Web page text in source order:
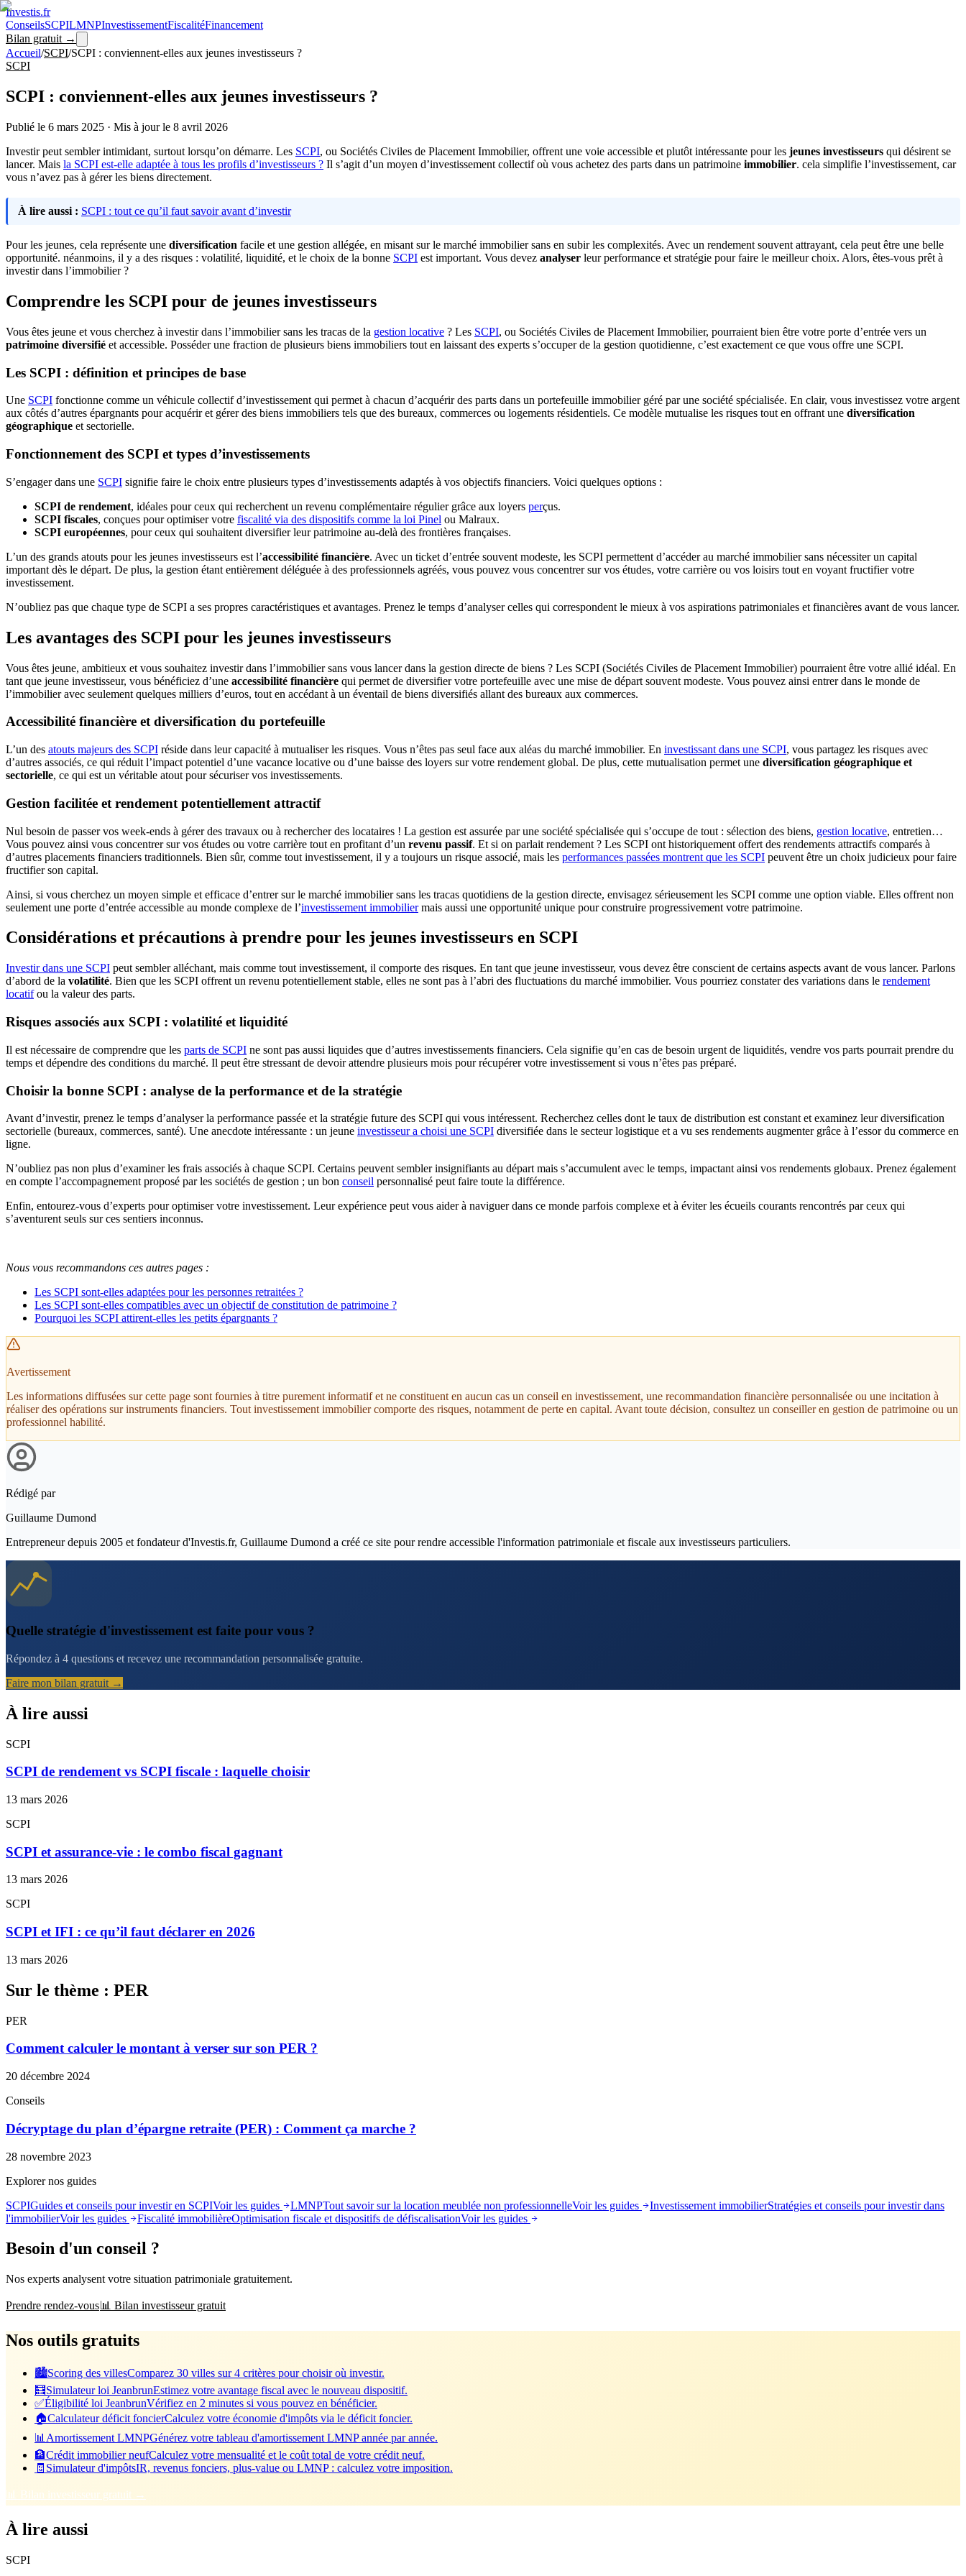
Investis.fr
ConseilsSCPILMNPInvestissementFiscalitéFinancement
Bilan gratuit →
Accueil/SCPI/SCPI : conviennent-elles aux jeunes investisseurs ?
SCPI
SCPI : conviennent-elles aux jeunes investisseurs ?
Publié le 6 mars 2025 · Mis à jour le 8 avril 2026
Investir peut sembler intimidant, surtout lorsqu’on démarre. Les SCPI, ou Sociétés Civiles de Placement Immobilier, offrent une voie accessible et plutôt intéressante pour les jeunes investisseurs qui désirent se
lancer. Mais la SCPI est-elle adaptée à tous les profils d’investisseurs ? Il s’agit d’un moyen d’investissement collectif où vous achetez des parts dans un patrimoine immobilier. cela simplifie l’investissement, car
vous n’avez pas à gérer les biens directement.
À lire aussi : SCPI : tout ce qu’il faut savoir avant d’investir
Pour les jeunes, cela représente une diversification facile et une gestion allégée, en misant sur le marché immobilier sans en subir les complexités. Avec un rendement souvent attrayant, cela peut être une belle
opportunité. néanmoins, il y a des risques : volatilité, liquidité, et le choix de la bonne SCPI est important. Vous devez analyser leur performance et stratégie pour faire le meilleur choix. Alors, êtes-vous prêt à
investir dans l’immobilier ?
Comprendre les SCPI pour de jeunes investisseurs
Vous êtes jeune et vous cherchez à investir dans l’immobilier sans les tracas de la gestion locative ? Les SCPI, ou Sociétés Civiles de Placement Immobilier, pourraient bien être votre porte d’entrée vers un
patrimoine diversifié et accessible. Posséder une fraction de plusieurs biens immobiliers tout en laissant des experts s’occuper de la gestion quotidienne, c’est exactement ce que vous offre une SCPI.
Les SCPI : définition et principes de base
Une SCPI fonctionne comme un véhicule collectif d’investissement qui permet à chacun d’acquérir des parts dans un portefeuille immobilier géré par une société spécialisée. En clair, vous investissez votre argent
aux côtés d’autres épargnants pour acquérir et gérer des biens immobiliers tels que des bureaux, commerces ou logements résidentiels. Ce modèle mutualise les risques tout en offrant une diversification
géographique et sectorielle.
Fonctionnement des SCPI et types d’investissements
S’engager dans une SCPI signifie faire le choix entre plusieurs types d’investissements adaptés à vos objectifs financiers. Voici quelques options :
SCPI de rendement, idéales pour ceux qui recherchent un revenu complémentaire régulier grâce aux loyers perçus.
SCPI fiscales, conçues pour optimiser votre fiscalité via des dispositifs comme la loi Pinel ou Malraux.
SCPI européennes, pour ceux qui souhaitent diversifier leur patrimoine au-delà des frontières françaises.
L’un des grands atouts pour les jeunes investisseurs est l’accessibilité financière. Avec un ticket d’entrée souvent modeste, les SCPI permettent d’accéder au marché immobilier sans nécessiter un capital
important dès le départ. De plus, la gestion étant entièrement déléguée à des professionnels agréés, vous pouvez vous concentrer sur vos études, votre carrière ou vos loisirs tout en voyant fructifier votre
investissement.
N’oubliez pas que chaque type de SCPI a ses propres caractéristiques et avantages. Prenez le temps d’analyser celles qui correspondent le mieux à vos aspirations patrimoniales et financières avant de vous lancer.
Les avantages des SCPI pour les jeunes investisseurs
Vous êtes jeune, ambitieux et vous souhaitez investir dans l’immobilier sans vous lancer dans la gestion directe de biens ? Les SCPI (Sociétés Civiles de Placement Immobilier) pourraient être votre allié idéal. En
tant que jeune investisseur, vous bénéficiez d’une accessibilité financière qui permet de diversifier votre portefeuille avec une mise de départ souvent modeste. Vous pouvez ainsi entrer dans le monde de
l’immobilier avec seulement quelques milliers d’euros, tout en accédant à un éventail de biens diversifiés allant des bureaux aux commerces.
Accessibilité financière et diversification du portefeuille
L’un des atouts majeurs des SCPI réside dans leur capacité à mutualiser les risques. Vous n’êtes pas seul face aux aléas du marché immobilier. En investissant dans une SCPI, vous partagez les risques avec
d’autres associés, ce qui réduit l’impact potentiel d’une vacance locative ou d’une baisse des loyers sur votre rendement global. De plus, cette mutualisation permet une diversification géographique et
sectorielle, ce qui est un véritable atout pour sécuriser vos investissements.
Gestion facilitée et rendement potentiellement attractif
Nul besoin de passer vos week-ends à gérer des travaux ou à rechercher des locataires ! La gestion est assurée par une société spécialisée qui s’occupe de tout : sélection des biens, gestion locative, entretien…
Vous pouvez ainsi vous concentrer sur vos études ou votre carrière tout en profitant d’un revenu passif. Et si on parlait rendement ? Les SCPI ont historiquement offert des rendements attractifs comparés à
d’autres placements financiers traditionnels. Bien sûr, comme tout investissement, il y a toujours un risque associé, mais les performances passées montrent que les SCPI peuvent être un choix judicieux pour faire
fructifier son capital.
Ainsi, si vous cherchez un moyen simple et efficace d’entrer sur le marché immobilier sans les tracas quotidiens de la gestion directe, envisagez sérieusement les SCPI comme une option viable. Elles offrent non
seulement une porte d’entrée accessible au monde complexe de l’investissement immobiliermais aussi une opportunité unique pour construire progressivement votre patrimoine.
Considérations et précautions à prendre pour les jeunes investisseurs en SCPI
Investir dans une SCPI peut sembler alléchant, mais comme tout investissement, il comporte des risques. En tant que jeune investisseur, vous devez être conscient de certains aspects avant de vous lancer. Parlons
d’abord de la volatilité. Bien que les SCPI offrent un revenu potentiellement stable, elles ne sont pas à l’abri des fluctuations du marché immobilier. Vous pourriez constater des variations dans le rendement
locatifou la valeur des parts.
Risques associés aux SCPI : volatilité et liquidité
Il est nécessaire de comprendre que les parts de SCPI ne sont pas aussi liquides que d’autres investissements financiers. Cela signifie qu’en cas de besoin urgent de liquidités, vendre vos parts pourrait prendre du
temps et dépendre des conditions du marché. Il peut être stressant de devoir attendre plusieurs mois pour récupérer votre investissement si vous n’êtes pas préparé.
Choisir la bonne SCPI : analyse de la performance et de la stratégie
Avant d’investir, prenez le temps d’analyser la performance passée et la stratégie future des SCPI qui vous intéressent. Recherchez celles dont le taux de distribution est constant et examinez leur diversification
sectorielle (bureaux, commerces, santé). Une anecdote intéressante : un jeune investisseur a choisi une SCPI diversifiée dans le secteur logistique et a vu ses rendements augmenter grâce à l’essor du commerce en
ligne.
N’oubliez pas non plus d’examiner les frais associés à chaque SCPI. Certains peuvent sembler insignifiants au départ mais s’accumulent avec le temps, impactant ainsi vos rendements globaux. Prenez également
en compte l’accompagnement proposé par les sociétés de gestion ; un bon conseil personnalisé peut faire toute la différence.
Enfin, entourez-vous d’experts pour optimiser votre investissement. Leur expérience peut vous aider à naviguer dans ce monde parfois complexe et à éviter les écueils courants rencontrés par ceux qui
s’aventurent seuls sur ces sentiers inconnus.
Nous vous recommandons ces autres pages :
Les SCPI sont-elles adaptées pour les personnes retraitées ?
Les SCPI sont-elles compatibles avec un objectif de constitution de patrimoine ?
Pourquoi les SCPI attirent-elles les petits épargnants ?
Avertissement
Les informations diffusées sur cette page sont fournies à titre purement informatif et ne constituent en aucun cas un conseil en investissement, une recommandation financière personnalisée ou une incitation à
réaliser des opérations sur instruments financiers. Tout investissement immobilier comporte des risques, notamment de perte en capital. Avant toute décision, consultez un conseiller en gestion de patrimoine ou un
professionnel habilité.
Rédigé par
Guillaume Dumond
Entrepreneur depuis 2005 et fondateur d'Investis.fr, Guillaume Dumond a créé ce site pour rendre accessible l'information patrimoniale et fiscale aux investisseurs particuliers.
Quelle stratégie d'investissement est faite pour vous ?
Répondez à 4 questions et recevez une recommandation personnalisée gratuite.
Faire mon bilan gratuit →
À lire aussi
SCPI
SCPI de rendement vs SCPI fiscale : laquelle choisir
13 mars 2026
SCPI
SCPI et assurance-vie : le combo fiscal gagnant
13 mars 2026
SCPI
SCPI et IFI : ce qu’il faut déclarer en 2026
13 mars 2026
Sur le thème : PER
PER
Comment calculer le montant à verser sur son PER ?
20 décembre 2024
Conseils
Décryptage du plan d’épargne retraite (PER) : Comment ça marche ?
28 novembre 2023
Explorer nos guides
SCPIGuides et conseils pour investir en SCPIVoir les guides LMNPTout savoir sur la location meublée non professionnelleVoir les guides Investissement immobilierStratégies et conseils pour investir dans
l'immobilierVoir les guides Fiscalité immobilièreOptimisation fiscale et dispositifs de défiscalisationVoir les guides
Besoin d'un conseil ?
Nos experts analysent votre situation patrimoniale gratuitement.
Prendre rendez-vous📊 Bilan investisseur gratuit
Nos outils gratuits
🏙️Scoring des villesComparez 30 villes sur 4 critères pour choisir où investir.
🧮Simulateur loi JeanbrunEstimez votre avantage fiscal avec le nouveau dispositif.
✅Éligibilité loi JeanbrunVérifiez en 2 minutes si vous pouvez en bénéficier.
🏠Calculateur déficit foncierCalculez votre économie d'impôts via le déficit foncier.
📊 Amortissement LMNPGénérez votre tableau d'amortissement LMNP année par année.
🏦Crédit immobilier neufCalculez votre mensualité et le coût total de votre crédit neuf.
🧾 Simulateur d'impôtsIR, revenus fonciers, plus-value ou LMNP : calculez votre imposition.
📊 Bilan investisseur gratuit →
À lire aussi
SCPI